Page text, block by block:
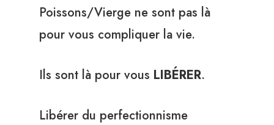
Poissons/Vierge ne sont pas là
pour vous compliquer la vie.
Ils sont là pour vous LIBÉRER.
Libérer du perfectionnisme